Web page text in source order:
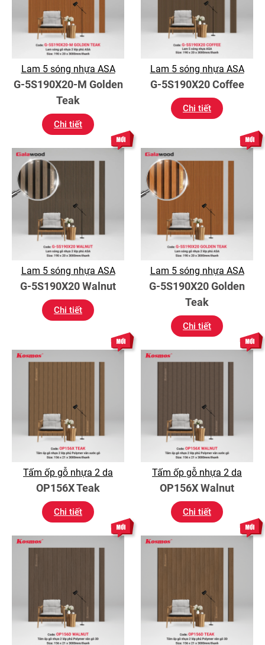
Lam 5 sóng nhựa ASA
G-5S190X20-M Golden
Teak
Chi tiết
Lam 5 sóng nhựa ASA
G-5S190X20 Coffee
Chi tiết
Lam 5 sóng nhựa ASA
G-5S190X20 Walnut
Chi tiết
Lam 5 sóng nhựa ASA
G-5S190X20 Golden
Teak
Chi tiết
Tấm ốp gỗ nhựa 2 da
OP156X Teak
Chi tiết
Tấm ốp gỗ nhựa 2 da
OP156X Walnut
Chi tiết